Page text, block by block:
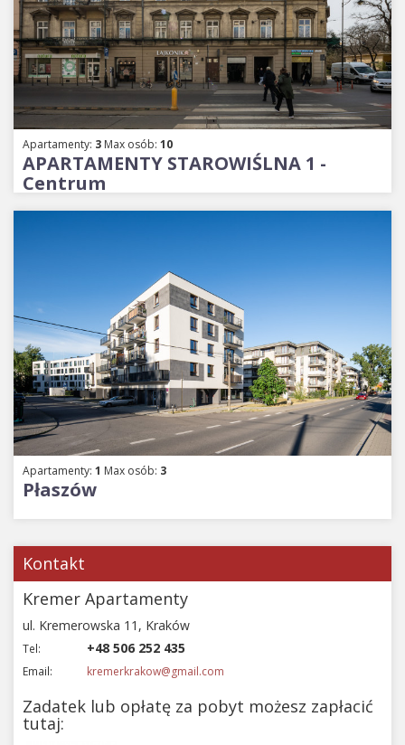
Apartamenty: 3 Max osób: 10
APARTAMENTY STAROWIŚLNA 1 -
Centrum
Apartamenty: 1 Max osób: 3
Płaszów
Kontakt
Kremer Apartamenty
ul. Kremerowska 11, Kraków
Tel: +48 506 252 435
Email: kremerkrakow@gmail.com
Zadatek lub opłatę za pobyt możesz zapłacić
tutaj: